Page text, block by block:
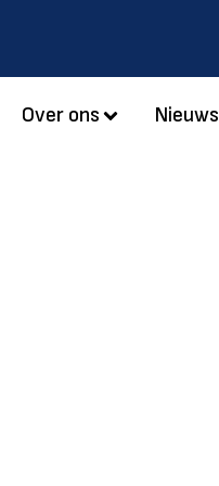
Over ons Nieuws